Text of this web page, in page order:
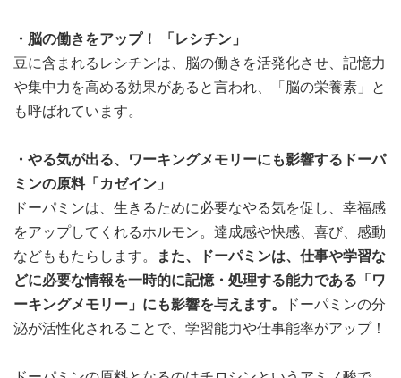
・脳の働きをアップ！ 「レシチン」
豆に含まれるレシチンは、脳の働きを活発化させ、記憶力
や集中力を高める効果があると言われ、「脳の栄養素」と
も呼ばれています。
・やる気が出る、ワーキングメモリーにも影響するドーパ
ミンの原料「カゼイン」
ドーパミンは、生きるために必要なやる気を促し、幸福感
をアップしてくれるホルモン。達成感や快感、喜び、感動
などももたらします。
また、ドーパミンは、仕事や学習な
どに必要な情報を一時的に記憶・処理する能力である「ワ
ーキングメモリー」にも影響を与えます。
ドーパミンの分
泌が活性化されることで、学習能力や仕事能率がアップ！